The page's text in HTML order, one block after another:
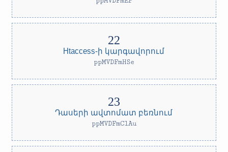
Htaccess-ի կարգավորում
ppMVDFmHSe
Դասերի ավտոմատ բեռնում
ppMVDFmClAu